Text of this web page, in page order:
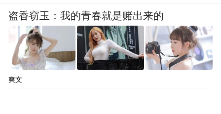
盗香窃玉：我的青春就是赌出来的
爽文